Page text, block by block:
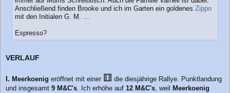
Anschließend finden Brooke und ich im Garten ein goldenes Zippo
mit den Initialen G. M. ...
Espresso?
VERLAUF
I. Meerkoenig eröffnet mit einer ⚅ die diesjährige Rallye. Punktlandung
und insgesamt 9 M&C's. Ich erhöhe auf 12 M&C's, weil
Meerkoenig